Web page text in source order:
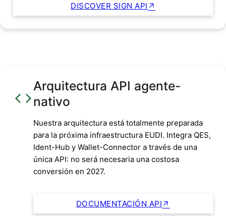
DISCOVER SIGN API
Arquitectura API agente-
nativo
Nuestra arquitectura está totalmente preparada
para la próxima infraestructura EUDI. Integra QES,
Ident-Hub y Wallet-Connector a través de una
única API: no será necesaria una costosa
conversión en 2027.
DOCUMENTACIÓN API